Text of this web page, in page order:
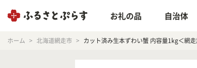
お礼の品 自治体
ホーム 北海道網走市 カット済み生本ずわい蟹 内容量1kg＜網